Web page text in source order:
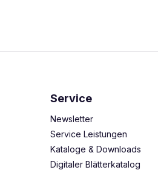
Service
Newsletter
Service Leistungen
Kataloge & Downloads
Digitaler Blätterkatalog